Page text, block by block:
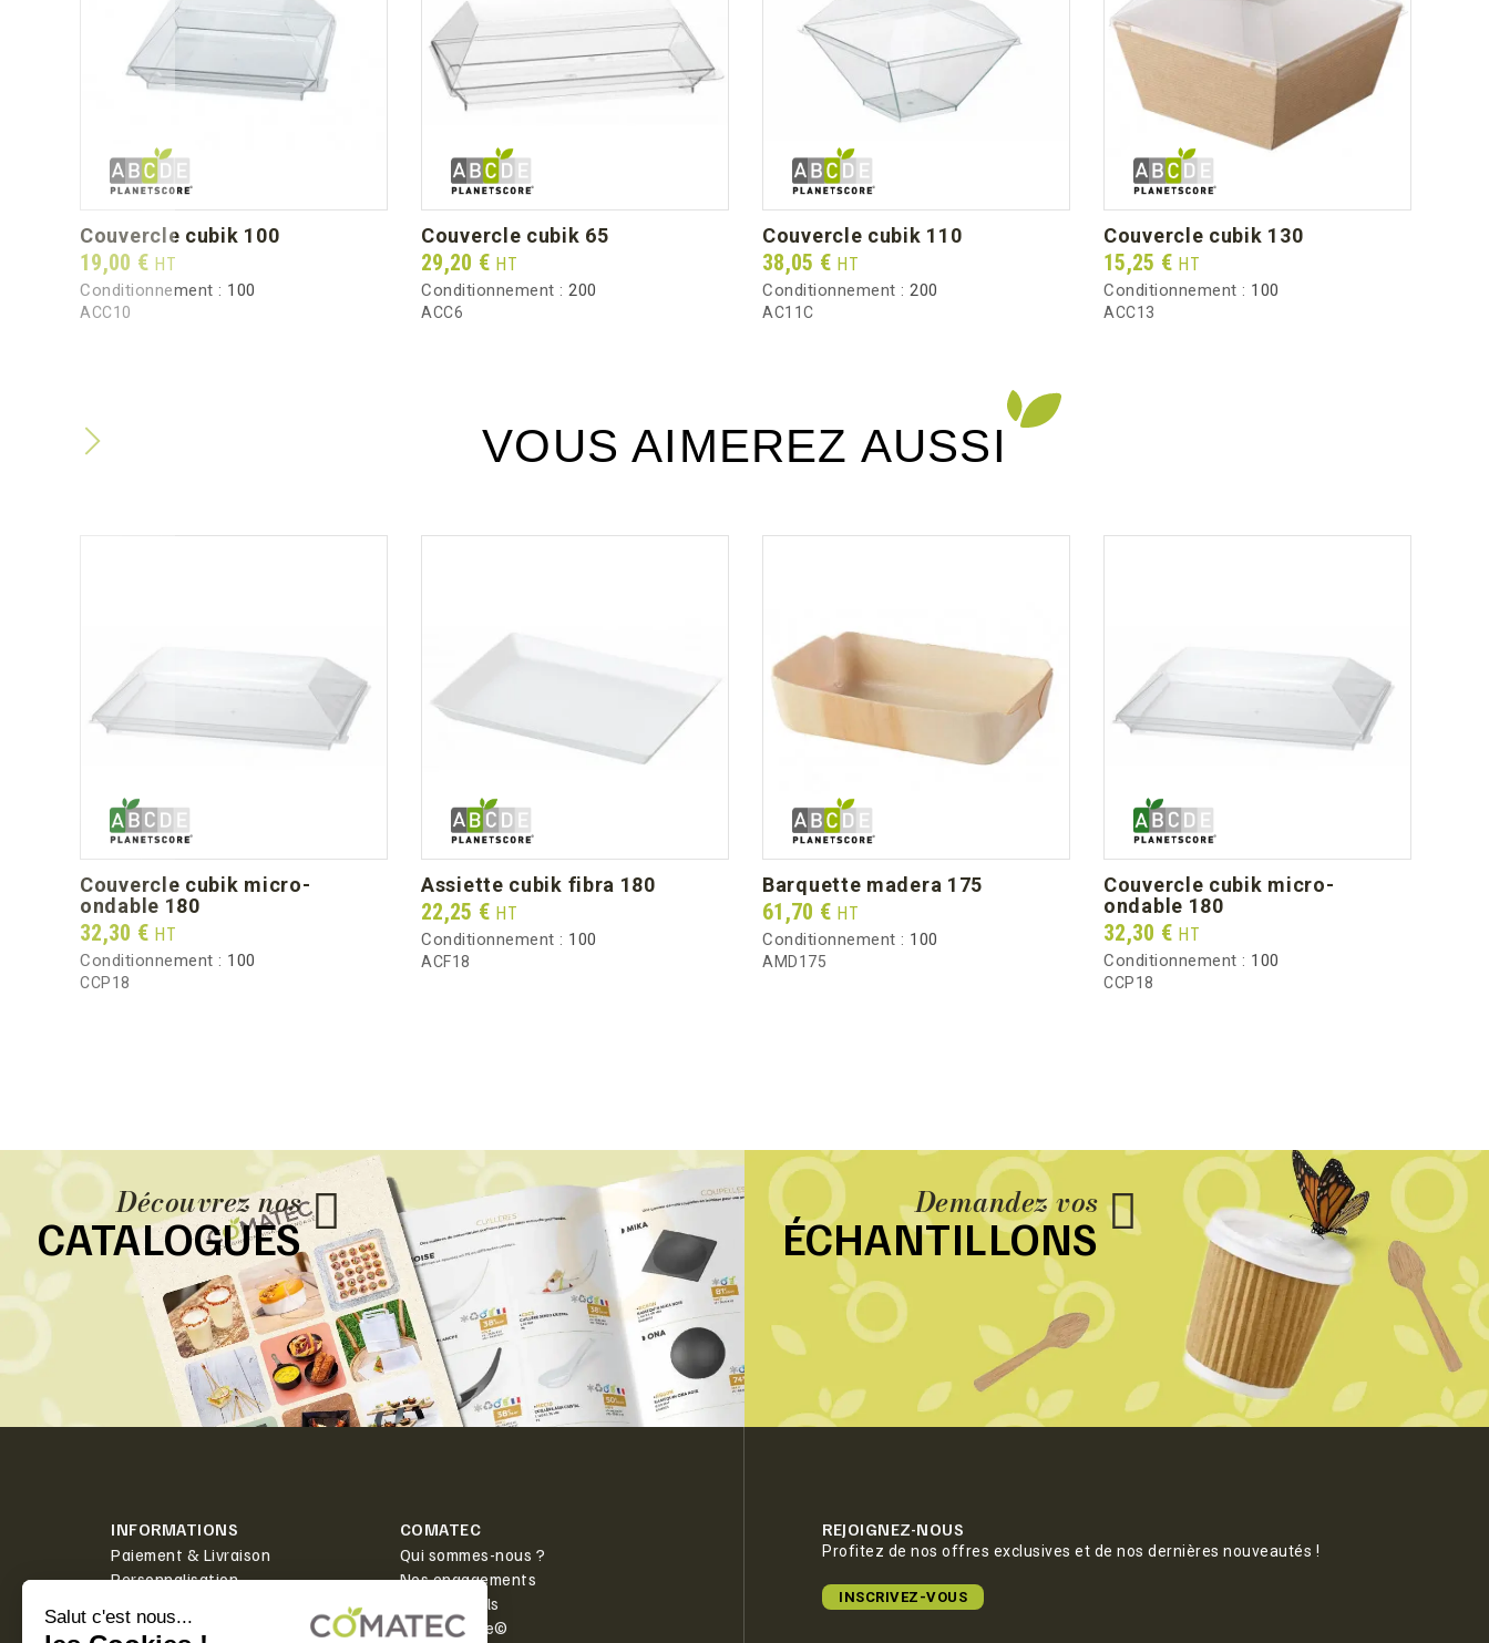
couvercle cubik 100
Prix
19,00 € HT
Conditionnement : 100
ACC10
couvercle cubik 65
Prix
29,20 € HT
Conditionnement : 200
ACC6
couvercle cubik 110
Prix
38,05 € HT
Conditionnement : 200
AC11C
couvercle cubik 130
Prix
15,25 € HT
Conditionnement : 100
ACC13
VOUS AIMEREZ AUSSI
couvercle cubik micro-
ondable 180
Prix
32,30 € HT
Conditionnement : 100
CCP18
assiette cubik fibra 180
Prix
22,25 € HT
Conditionnement : 100
ACF18
barquette madera 175
Prix
61,70 € HT
Conditionnement : 100
AMD175
couvercle cubik micro-
ondable 180
Prix
32,30 € HT
Conditionnement : 100
CCP18
Découvrez nos
CATALOGUES
Demandez vos
ÉCHANTILLONS
INFORMATIONS
Paiement & Livraison
Personnalisation
Contact
COMATEC
Qui sommes-nous ?
Nos engagements
Boîte à outils
PlanetScore©
REJOIGNEZ-NOUS
Profitez de nos offres exclusives et de nos dernières nouveautés !
INSCRIVEZ-VOUS